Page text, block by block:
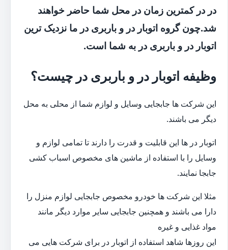
در در کمترین زمان در محل شما حاضر خواهند
شد.چون گروه اتوبار در و باربری در ما نزدیک ترین
اتوبار در و باربری در به شما است.
وظیفه اتوبار در و باربری در چیست؟
این شرکت ها جابجایی وسایل و لوازم شما از محلی به محل
دیگر می باشند.
اتوبار در ها این قابلیت و قدرت را دارند تا تمامی لوازم و
وسایل را با استفاده از ماشین های مخصوص اسباب کشی
جابجا نمایند.
مثلا این شرکت ها خودرو مخصوص جابجایی لوازم منزل را
دارا می باشند و همچنین جابجایی سایر موارد دیگر مانند
مواد غذایی و غیره
این روزها شاهد استفاده از اتوبار در برای شرکت هایی می